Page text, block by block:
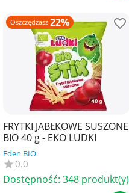
Oszczędzasz 22%
FRYTKI JABŁKOWE SUSZONE
BIO 40 g - EKO LUDKI
Eden BIO
0.0
Dostępność: 348 produkt(y)